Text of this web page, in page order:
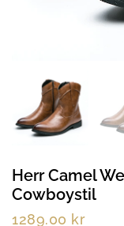
Herr Camel
Cowboystil
1289.00 kr